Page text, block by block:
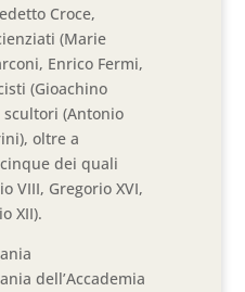
Croce,
(Marie
Enrico Fermi,
(Gioachino
scultori (Antonio
oltre a
dei quali
VIII, Gregorio XVI,
XII).
dell’Accademia